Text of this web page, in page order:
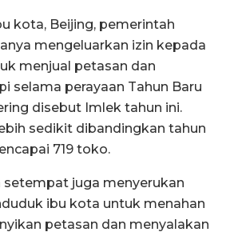
kota, Beijing, pemerintah
mengeluarkan izin kepada
menjual petasan dan
selama perayaan Tahun Baru
disebut Imlek tahun ini.
sedikit dibandingkan tahun
719 toko.
setempat juga menyerukan
ibu kota untuk menahan
petasan dan menyalakan